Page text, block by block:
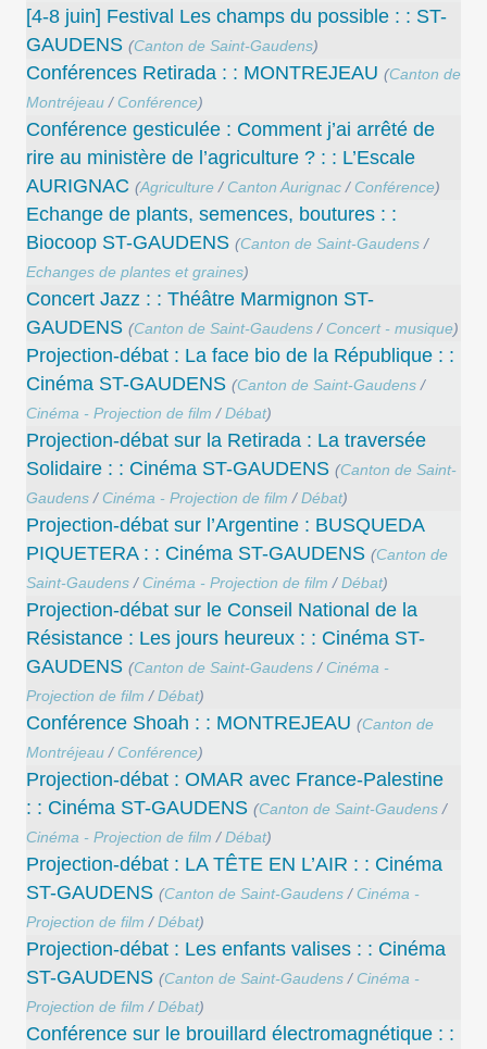
[4-8 juin] Festival Les champs du possible : : ST-
GAUDENS (Canton de Saint-Gaudens)
Conférences Retirada : : MONTREJEAU (Canton de
Montréjeau/ Conférence)
Conférence gesticulée : Comment j’ai arrêté de
rire au ministère de l’agriculture ? : : L’Escale
AURIGNAC (Agriculture/ Canton Aurignac/ Conférence)
Echange de plants, semences, boutures : :
Biocoop ST-GAUDENS (Canton de Saint-Gaudens/
Echanges de plantes et graines)
Concert Jazz : : Théâtre Marmignon ST-
GAUDENS (Canton de Saint-Gaudens/ Concert - musique)
Projection-débat : La face bio de la République : :
Cinéma ST-GAUDENS (Canton de Saint-Gaudens/
Cinéma - Projection de film /Débat)
Projection-débat sur la Retirada : La traversée
Solidaire : : Cinéma ST-GAUDENS (Canton de Saint-
Gaudens/ Cinéma - Projection de film /Débat)
Projection-débat sur l’Argentine : BUSQUEDA
PIQUETERA : : Cinéma ST-GAUDENS (Canton de
Saint-Gaudens/ Cinéma - Projection de film /Débat)
Projection-débat sur le Conseil National de la
Résistance : Les jours heureux : : Cinéma ST-
GAUDENS (Canton de Saint-Gaudens/ Cinéma -
Projection de film /Débat)
Conférence Shoah : : MONTREJEAU (Canton de
Montréjeau/ Conférence)
Projection-débat : OMAR avec France-Palestine
: : Cinéma ST-GAUDENS (Canton de Saint-Gaudens/
Cinéma - Projection de film /Débat)
Projection-débat : LA TÊTE EN L’AIR : : Cinéma
ST-GAUDENS (Canton de Saint-Gaudens/ Cinéma -
Projection de film /Débat)
Projection-débat : Les enfants valises : : Cinéma
ST-GAUDENS (Canton de Saint-Gaudens/ Cinéma -
Projection de film /Débat)
Conférence sur le brouillard électromagnétique : :